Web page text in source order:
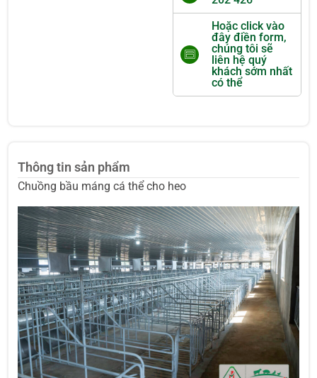
Hoặc click vào
đây điền form,
chúng tôi sẽ
liên hệ quý
khách sớm nhất
có thể
Thông tin sản phẩm
Chuồng bầu máng cá thể cho heo